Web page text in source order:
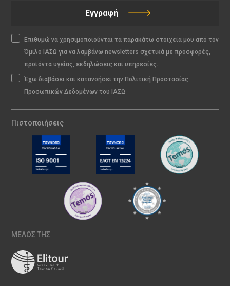
Εγγραφή
Επιθυμώ να χρησιμοποιούνται τα παρακάτω στοιχεία μου από τον
Όμιλο ΙΑΣΩ για να λαμβάνω newsletters σχετικά με προσφορές,
προϊόντα υγείας, εκδηλώσεις και υπηρεσίες.
Έχω διαβάσει και κατανοήσει την Πολιτική Προστασίας
Προσωπικών Δεδομένων του ΙΑΣΩ
Πιστοποιήσεις
ΜΕΛΟΣ ΤΗΣ